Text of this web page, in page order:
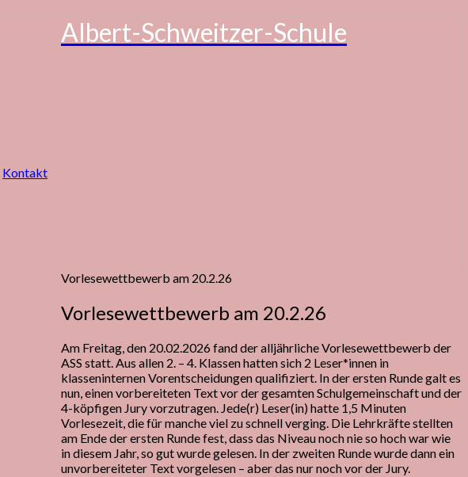
Kontakt
Albert-Schweitzer-Schule
Vorlesewettbewerb am 20.2.26
Vorlesewettbewerb am 20.2.26
Am Freitag, den 20.02.2026 fand der alljährliche Vorlesewettbewerb der
ASS statt. Aus allen 2. – 4. Klassen hatten sich 2 Leser*innen in
klasseninternen Vorentscheidungen qualifiziert. In der ersten Runde galt es
nun, einen vorbereiteten Text vor der gesamten Schulgemeinschaft und der
4-köpfigen Jury vorzutragen. Jede(r) Leser(in) hatte 1,5 Minuten
Vorlesezeit, die für manche viel zu schnell verging. Die Lehrkräfte stellten
am Ende der ersten Runde fest, dass das Niveau noch nie so hoch war wie
in diesem Jahr, so gut wurde gelesen. In der zweiten Runde wurde dann ein
unvorbereiteter Text vorgelesen – aber das nur noch vor der Jury.